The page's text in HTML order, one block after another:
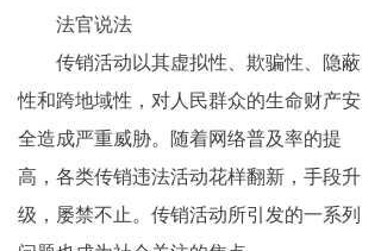
法官说法
传销活动以其虚拟性、欺骗性、隐蔽
性和跨地域性，对人民群众的生命财产安
全造成严重威胁。随着网络普及率的提
高，各类传销违法活动花样翻新，手段升
级，屡禁不止。传销活动所引发的一系列